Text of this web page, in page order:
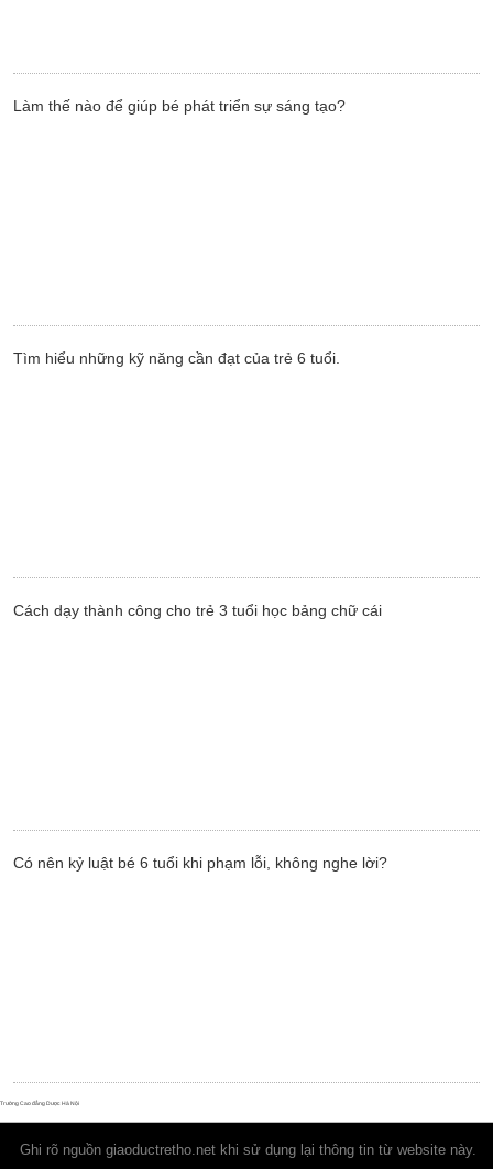
Làm thế nào để giúp bé phát triển sự sáng tạo?
Tìm hiểu những kỹ năng cần đạt của trẻ 6 tuổi.
Cách dạy thành công cho trẻ 3 tuổi học bảng chữ cái
Có nên kỷ luật bé 6 tuổi khi phạm lỗi, không nghe lời?
Ghi rõ nguồn giaoductretho.netkhi sử dụng lại thông tin từ website này.
Trường Cao đẳng Dược Hà Nội